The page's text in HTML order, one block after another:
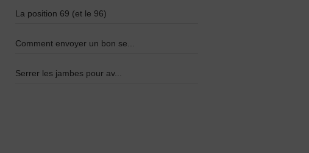
La position 69 (et le 96)
Comment envoyer un bon se...
Serrer les jambes pour av...